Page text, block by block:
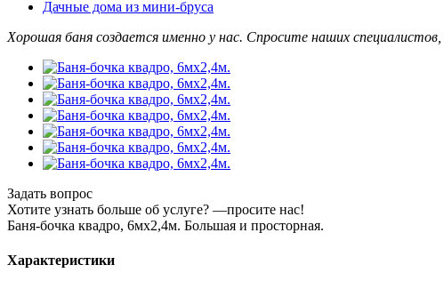
Дачные дома из мини-бруса
Хорошая баня создается именно у нас. Спросите наших специалистов
Задать вопрос
Хотите узнать больше об услуге? —просите нас!
Баня-бочка квадро, 6мх2,4м. Большая и просторная.
Характеристики